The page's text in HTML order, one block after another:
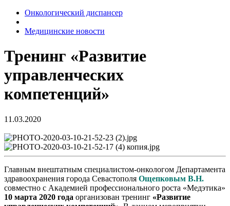
Онкологический диспансер
Медицинские новости
Тренинг «Развитие
управленческих
компетенций»
11.03.2020
Главным внештатным специалистом-онкологом Департамента
здравоохранения города Севастополя Ощепковым В.Н.
совместно с Академией профессионального роста «Медэтика»
10 марта 2020 года организован тренинг «Развитие